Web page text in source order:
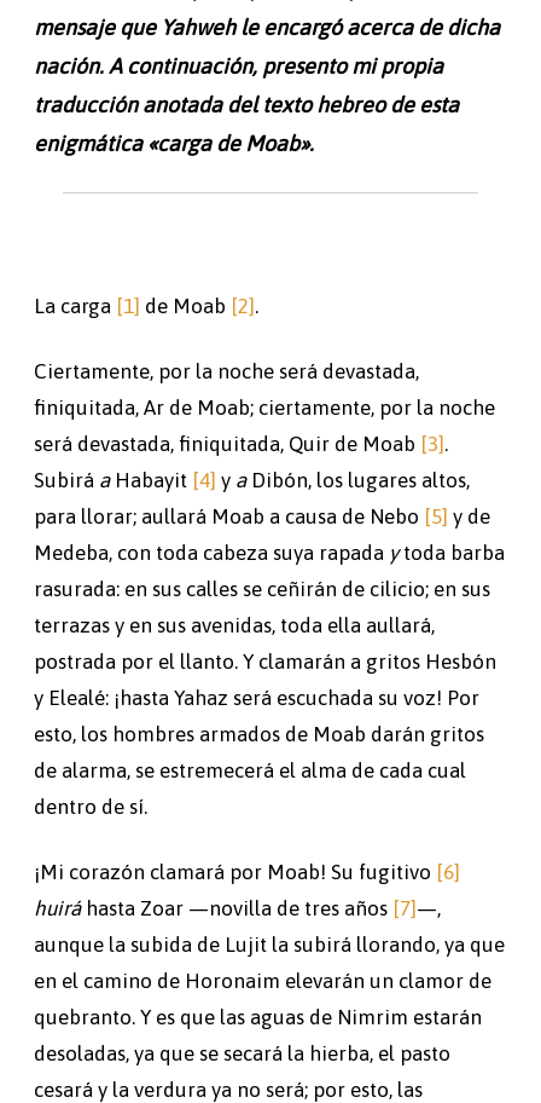
mensaje que Yahweh le encargó acerca de dicha
nación. A continuación, presento mi propia
traducción anotada del texto hebreo de esta
enigmática «carga de Moab».
La carga [1] de Moab [2].
Ciertamente, por la noche será devastada,
finiquitada, Ar de Moab; ciertamente, por la noche
será devastada, finiquitada, Quir de Moab [3].
Subirá aHabayit [4] y aDibón, los lugares altos,
para llorar; aullará Moab a causa de Nebo [5] y de
Medeba, con toda cabeza suya rapada ytoda barba
rasurada: en sus calles se ceñirán de cilicio; en sus
terrazas y en sus avenidas, toda ella aullará,
postrada por el llanto. Y clamarán a gritos Hesbón
y Elealé: ¡hasta Yahaz será escuchada su voz! Por
esto, los hombres armados de Moab darán gritos
de alarma, se estremecerá el alma de cada cual
dentro de sí.
¡Mi corazón clamará por Moab! Su fugitivo [6]
huiráhasta Zoar —novilla de tres años [7]—,
aunque la subida de Lujit la subirá llorando, ya que
en el camino de Horonaim elevarán un clamor de
quebranto. Y es que las aguas de Nimrim estarán
desoladas, ya que se secará la hierba, el pasto
cesará y la verdura ya no será; por esto, las